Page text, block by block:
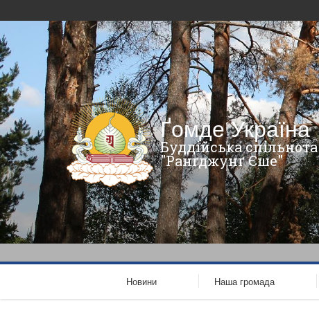
Ґомде Україна
Буддійська спільнота
"Ранґджунґ Єше"
Новини Наша громада